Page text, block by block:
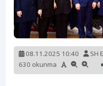
08.11.2025 10:40 SH
630 okunma